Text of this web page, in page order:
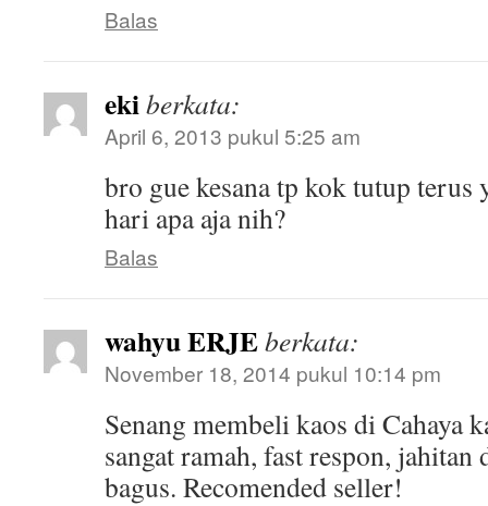
Balas
ekiberkata:
April 6, 2013 pukul 5:25 am
bro gue kesana tp kok tutup terus
hari apa aja nih?
Balas
wahyu ERJEberkata:
November 18, 2014 pukul 10:14 pm
Senang membeli kaos di Cahaya
sangat ramah, fast respon, jahitan
bagus. Recomended seller!